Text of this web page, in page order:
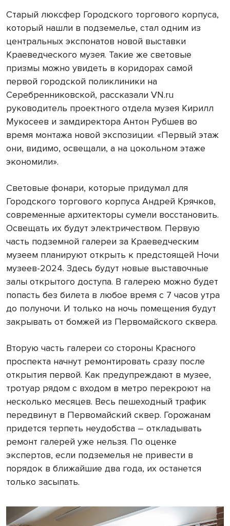
Старый люксфер Городского торгового корпуса,
который нашли в подземелье, стал одним из
центральных экспонатов новой выставки
Краеведческого музея. Такие же световые
призмы можно увидеть в коридорах самой
первой городской поликлиники на
Серебренниковской, рассказали VN.ru
руководитель проектного отдела музея Кирилл
Мукосеев и замдиректора Антон Рубшев во
время монтажа новой экспозиции. «Первый этаж
они, видимо, освещали, а на цокольном этаже
экономили».
Световые фонари, которые придумал для
Городского торгового корпуса Андрей Крячков,
современные архитекторы сумели восстановить.
Освещать их будут электричеством. Первую
часть подземной галереи за Краеведческим
музеем планируют открыть к предстоящей Ночи
музеев-2024. Здесь будут новые выставочные
залы открытого доступа. В галерею можно будет
попасть без билета в любое время с 7 часов утра
до полуночи. И только на ночь помещения будут
закрывать от бомжей из Первомайского сквера.
Вторую часть галереи со стороны Красного
проспекта начнут ремонтировать сразу после
открытия первой. Как предупреждают в музее,
тротуар рядом с входом в метро перекроют на
несколько месяцев. Весь пешеходный трафик
передвинут в Первомайский сквер. Горожанам
придется терпеть неудобства – откладывать
ремонт галерей уже нельзя. По оценке
экспертов, если подземелья не привести в
порядок в ближайшие два года, их останется
только засыпать.